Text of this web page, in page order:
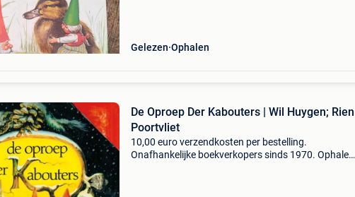
Gelezen Ophalen
De Oproep Der Kabouters | Wil Huygen; Rien
Poortvliet
10,00 euro verzendkosten per bestelling.
Onafhankelijke boekverkopers sinds 1970. Ophalen